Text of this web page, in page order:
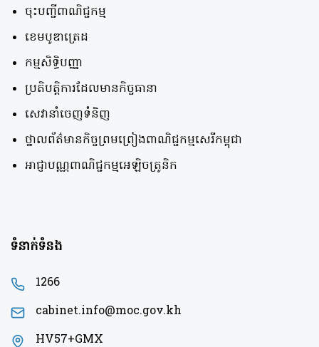
ចុះបញ្ជីពាណិជ្ជកម្ម
ខេមបូឌាត្រេដ
កម្មសិទ្ធិបញ្ញា
ប្រតិបត្តិការដែលមានកិច្ចធានា
សេវានាំចេញទំនិញ
ថ្នាលព័ត៌មានកិច្ចព្រមព្រៀងពាណិជ្ជកម្មសេរីកម្ពុជា
អាជ្ញាបណ្ណពាណិជ្ជកម្មអេឡិចត្រូនិក
ទំនាក់ទំនង
1266
cabinet.info@moc.gov.kh
HV57+GMX